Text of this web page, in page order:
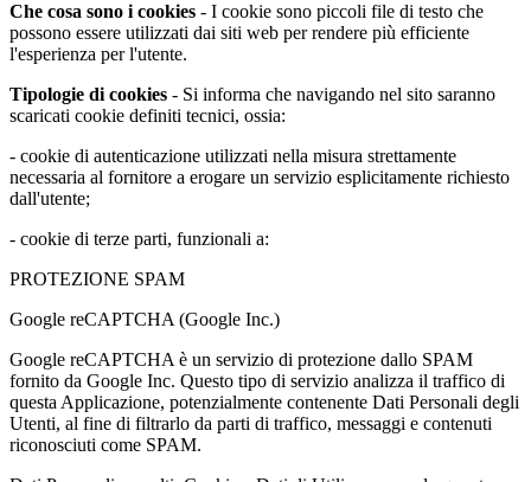
Che cosa sono i cookies - I cookie sono piccoli file di testo che
possono essere utilizzati dai siti web per rendere più efficiente
l'esperienza per l'utente.
Tipologie di cookies - Si informa che navigando nel sito saranno
scaricati cookie definiti tecnici, ossia:
- cookie di autenticazione utilizzati nella misura strettamente
necessaria al fornitore a erogare un servizio esplicitamente richiesto
dall'utente;
- cookie di terze parti, funzionali a:
PROTEZIONE SPAM
Google reCAPTCHA (Google Inc.)
Google reCAPTCHA è un servizio di protezione dallo SPAM
fornito da Google Inc. Questo tipo di servizio analizza il traffico di
questa Applicazione, potenzialmente contenente Dati Personali degli
Utenti, al fine di filtrarlo da parti di traffico, messaggi e contenuti
riconosciuti come SPAM.